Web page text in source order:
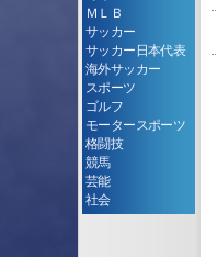
ＭＬＢ
サッカー
サッカー日本代表
海外サッカー
スポーツ
ゴルフ
モータースポーツ
格闘技
競馬
芸能
社会